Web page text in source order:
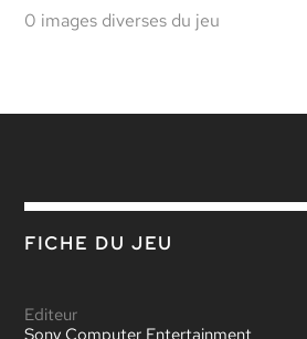
0 images diverses du jeu
FICHE DU JEU
Editeur
Sony Computer Entertainment